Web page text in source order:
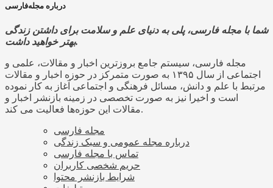
درباره مجله‌فارسی
شما با مجله فارسی، پلی به دنیای علم و سلامت برای داشتن زندگی
بهتر خواهید داشت.
مجله فارسی، سیستم جامع بروزترین اخبار و مقالات، علمی و
اجتماعی از سال ۱۳۹۵ به صورت متمرکز در حوزه اخبار و مقالات
مرتبط با علم و دانش، مسائل فرهنگی و اجتماعی آغاز به کار نموده
است و اخیرا نیز به صورت تخصصی در زمینه بازنشر اخبار و
مقالات این حوزه‌ها فعالیت می کند.
مجله فارسی
درباره مجله عمومی و سبک زندگی
تماس با مجله فارسی
حریم شخصی کاربران
شرایط بازنشر محتوا